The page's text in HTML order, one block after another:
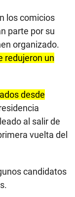
los comicios
parte por su
organizado.
redujeron un
desde
al salir de
vuelta del
candidatos